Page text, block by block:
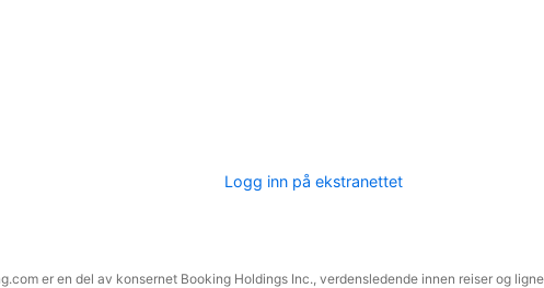
Logg inn på ekstranettet
er en del av konsernet Booking Holdings Inc., verdensledende innen reiser og